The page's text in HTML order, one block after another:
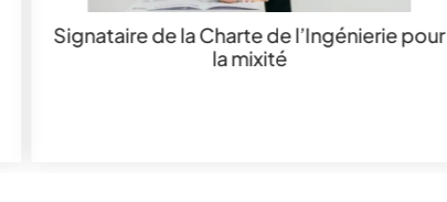
Signataire de la Charte de l’Ingénierie pour
la mixité